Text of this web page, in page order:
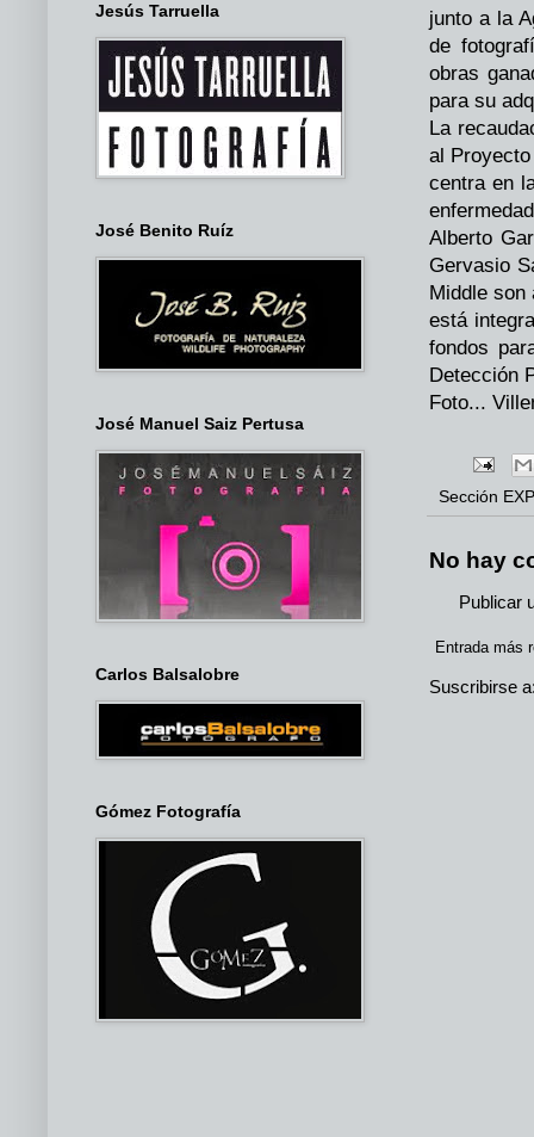
junto a la
de
obras
para su
La
al
centra en
Alberto
Gervasio
Middle
está
fondos
Detección
Foto...
Sección
No hay
Publicar
Entrada más
Suscribirse
Jesús Tarruella
José Benito Ruíz
José Manuel Saiz Pertusa
Carlos Balsalobre
Gómez Fotografía